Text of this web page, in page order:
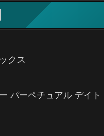
クス
パーペチュアル デイト